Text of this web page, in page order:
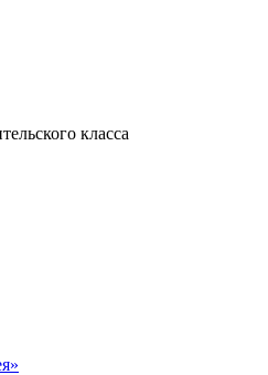
класса